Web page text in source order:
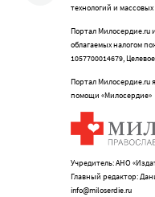
технологий и
Портал Милосердие.ru
облагаемых налогом
1057700014679,
Портал Милосердие.ru
помощи «Милосердие»
Учредитель: АНО
Главный редактор:
info@miloserdie.ru